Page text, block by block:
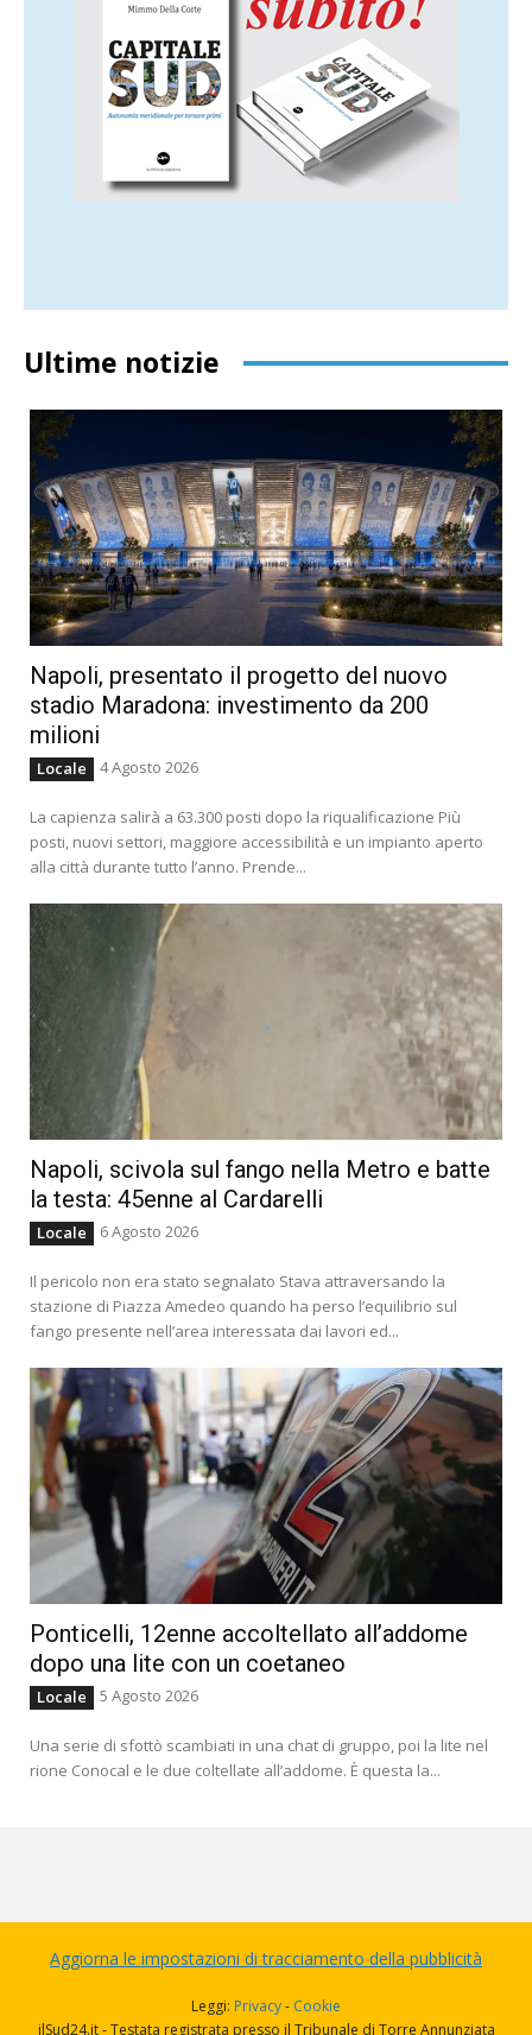
Ultime notizie
Napoli, presentato il progetto del nuovo
stadio Maradona: investimento da 200
milioni
Locale 4 Agosto 2026
La capienza salirà a 63.300 posti dopo la riqualificazione Più
posti, nuovi settori, maggiore accessibilità e un impianto aperto
alla città durante tutto l’anno. Prende...
Napoli, scivola sul fango nella Metro e batte
la testa: 45enne al Cardarelli
Locale 6 Agosto 2026
Il pericolo non era stato segnalato Stava attraversando la
stazione di Piazza Amedeo quando ha perso l’equilibrio sul
fango presente nell’area interessata dai lavori ed...
Ponticelli, 12enne accoltellato all’addome
dopo una lite con un coetaneo
Locale 5 Agosto 2026
Una serie di sfottò scambiati in una chat di gruppo, poi la lite nel
rione Conocal e le due coltellate all’addome. È questa la...
Aggiorna le impostazioni di tracciamento della pubblicità
Leggi: Privacy- Cookie
ilSud24.it - Testata registrata presso il Tribunale di Torre Annunziata